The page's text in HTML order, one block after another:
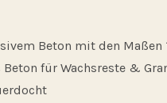
Beton mit den Maßen
Beton für Wachsreste &